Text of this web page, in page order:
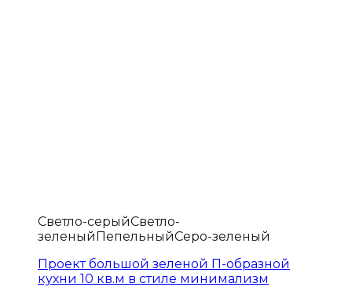
Светло-серыйСветло-
зеленыйПепельныйСеро-зеленый
Проект большой зеленой П-образной
кухни 10 кв.м в стиле минимализм